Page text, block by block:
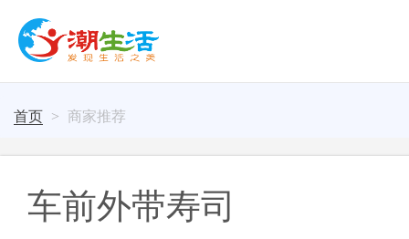
首页 商家推荐
车前外带寿司